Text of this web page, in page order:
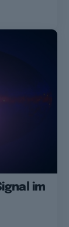
im